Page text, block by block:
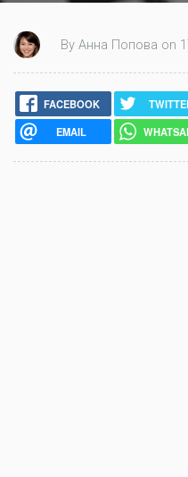
By Анна Попова on
FACEBOOK
EMAIL